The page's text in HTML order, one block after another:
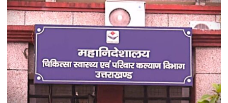
फैक्ट्री
में
बिखर
जिंदगियां,
दो
की
दर्दनाक